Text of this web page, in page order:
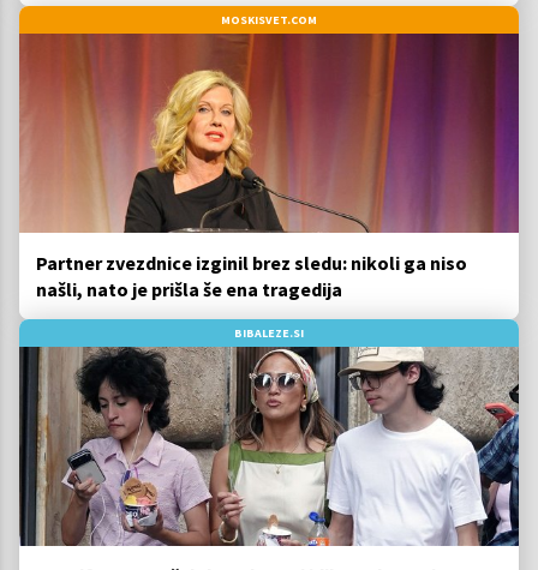
MOSKISVET.COM
Partner zvezdnice izginil brez sledu: nikoli ga niso
našli, nato je prišla še ena tragedija
BIBALEZE.SI